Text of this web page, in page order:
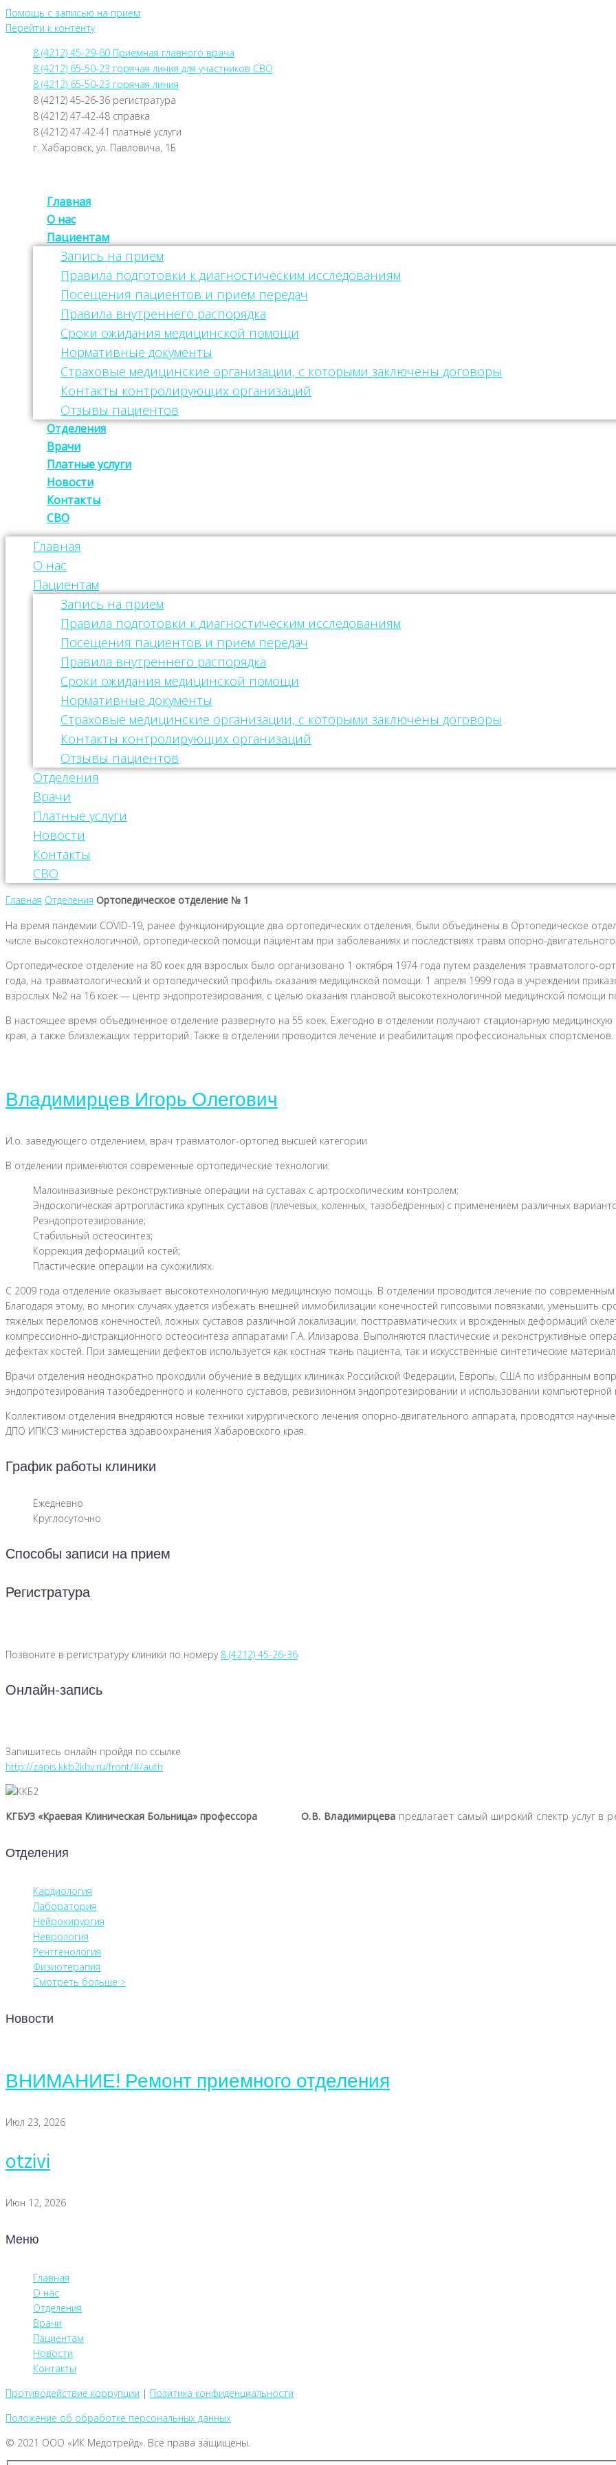
Помощь с записью на приём
Перейти к контенту
8 (4212) 45-29-60 Приемная главного врача
8 (4212) 65-50-23 горячая линия для участников СВО
8 (4212) 65-50-23 горячая линия
8 (4212) 45-26-36 регистратура
8 (4212) 47-42-48 справка
8 (4212) 47-42-41 платные услуги
г. Хабаровск, ул. Павловича, 1Б
Главная
О нас
Пациентам
Запись на прием
Правила подготовки к диагностическим исследованиям
Посещения пациентов и прием передач
Правила внутреннего распорядка
Сроки ожидания медицинской помощи
Нормативные документы
Страховые медицинские организации, с которыми заключены договоры
Контакты контролирующих организаций
Отзывы пациентов
Отделения
Врачи
Платные услуги
Новости
Контакты
СВО
Главная
О нас
Пациентам
Запись на прием
Правила подготовки к диагностическим исследованиям
Посещения пациентов и прием передач
Правила внутреннего распорядка
Сроки ожидания медицинской помощи
Нормативные документы
Страховые медицинские организации, с которыми заключены договоры
Контакты контролирующих организаций
Отзывы пациентов
Отделения
Врачи
Платные услуги
Новости
Контакты
СВО
Главная Отделения Ортопедическое отделение № 1
На время пандемии COVID-19, ранее функционирующие два ортопедических отделения, были объединены в Ортопедическое
числе высокотехнологичной, ортопедической помощи пациентам при заболеваниях и последствиях травм опорно-
Ортопедическое отделение на 80 коек для взрослых было организовано 1 октября 1974 года путем разделения травматолого-
года, на травматологический и ортопедический профиль оказания медицинской помощи. 1 апреля 1999 года в учреждении
взрослых №2 на 16 коек — центр эндопротезирования, с целью оказания плановой высокотехнологичной медицинской помощи
В настоящее время объединенное отделение развернуто на 55 коек. Ежегодно в отделении получают стационарную
края, а также близлежащих территорий. Также в отделении проводится лечение и реабилитация профессиональных спортсменов.
Владимирцев Игорь Олегович
И.о. заведующего отделением, врач травматолог-ортопед высшей категории
В отделении применяются современные ортопедические технологии:
Малоинвазивные реконструктивные операции на суставах с артроскопическим контролем;
Эндоскопическая артропластика крупных суставов (плечевых, коленных, тазобедренных) с применением различных
Реэндопротезирование;
Стабильный остеосинтез;
Коррекция деформаций костей;
Пластические операции на сухожилиях.
С 2009 года отделение оказывает высокотехнологичную медицинскую помощь. В отделении проводится лечение по
Благодаря этому, во многих случаях удается избежать внешней иммобилизации конечностей гипсовыми повязками, уменьшить
тяжелых переломов конечностей, ложных суставов различной локализации, посттравматических и врожденных деформаций
компрессионно-дистракционного остеосинтеза аппаратами Г.А. Илизарова. Выполняются пластические и реконструктивные
дефектах костей. При замещении дефектов используется как костная ткань пациента, так и искусственные синтетические
Врачи отделения неоднократно проходили обучение в ведущих клиниках Российской Федерации, Европы, США по избранным
эндопротезирования тазобедренного и коленного суставов, ревизионном эндопротезировании и использовании
Коллективом отделения внедряются новые техники хирургического лечения опорно-двигательного аппарата, проводятся
ДПО ИПКСЗ министерства здравоохранения Хабаровского края.
График работы клиники
Ежедневно
Круглосуточно
Способы записи на прием
Регистратура
Позвоните в регистратуру клиники по номеру 8 (4212) 45-26-36
Онлайн-запись
Запишитесь онлайн пройдя по ссылке
http://zapis.kkb2khv.ru/front/#/auth
КГБУЗ «Краевая Клиническая Больница» профессора О.В. Владимирцева предлагает самый широкий спектр услуг в
Отделения
Кардиология
Лаборатория
Нейрохирургия
Неврология
Рентгенология
Физиотерапия
Смотреть больше >
Новости
ВНИМАНИЕ! Ремонт приемного отделения
Июл 23, 2026
otzivi
Июн 12, 2026
Меню
Главная
О нас
Отделения
Врачи
Пациентам
Новости
Контакты
Противодействие коррупции | Политика конфиденциальности
Положение об обработке персональных данных
© 2021 ООО «ИК Медотрейд». Все права защищены.